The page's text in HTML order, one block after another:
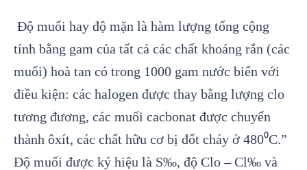
Độ muối hay độ mặn là hàm lượng tổng cộng
tính bằng gam của tất cả các chất khoáng rắn (các
muối) hoà tan có trong 1000 gam nước biển với
điều kiện: các halogen được thay bằng lượng clo
tương đương, các muối cacbonat được chuyển
thành ôxít, các chất hữu cơ bị đốt cháy ở 480⁰C.”
Độ muối được ký hiệu là S‰, độ Clo – Cl‰ và